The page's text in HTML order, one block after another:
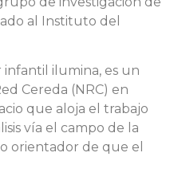
al Instituto del
ilumina, es un
Cereda (NRC) en
que aloja el trabajo
vía el campo de la
orientador de que el